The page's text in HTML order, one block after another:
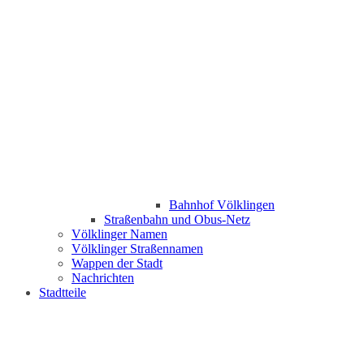
Bahnhof Völklingen
Straßenbahn und Obus-Netz
Völklinger Namen
Völklinger Straßennamen
Wappen der Stadt
Nachrichten
Stadtteile